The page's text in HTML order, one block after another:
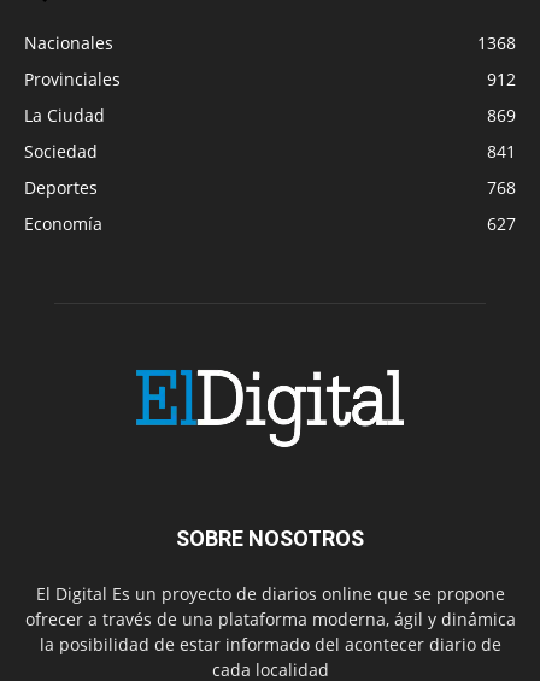
Nacionales
1368
Provinciales
912
La Ciudad
869
Sociedad
841
Deportes
768
Economía
627
SOBRE NOSOTROS
El Digital Es un proyecto de diarios online que se propone
ofrecer a través de una plataforma moderna, ágil y dinámica
la posibilidad de estar informado del acontecer diario de
cada localidad